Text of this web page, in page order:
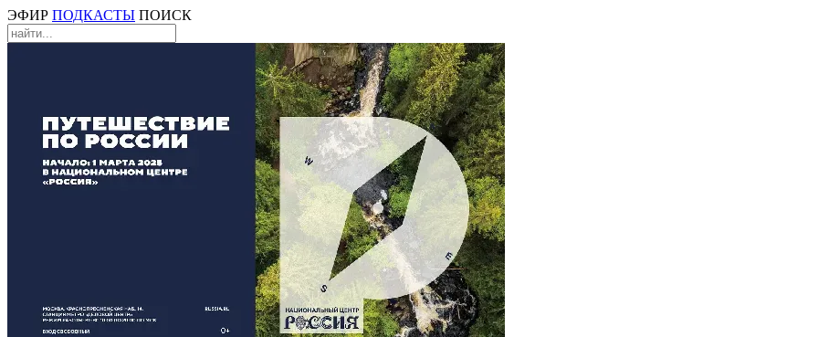
ЭФИР ПОДКАСТЫ ПОИСК